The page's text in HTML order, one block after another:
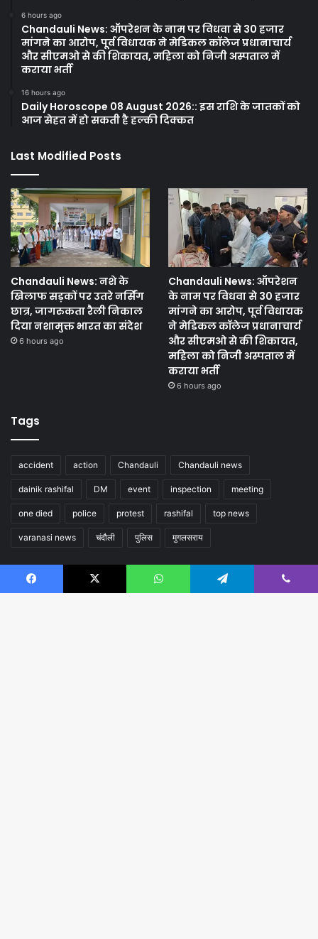
6 hours ago
Chandauli News: ऑपरेशन के नाम पर विधवा से 30 हजार
मांगने का आरोप, पूर्व विधायक ने मेडिकल कॉलेज प्रधानाचार्य
और सीएमओ से की शिकायत, महिला को निजी अस्पताल में
कराया भर्ती
16 hours ago
Daily Horoscope 08 August 2026:: इस राशि के जातकों को
आज सेहत में हो सकती है हल्की दिक्कत
Last Modified Posts
Chandauli News: नशे के
खिलाफ सड़कों पर उतरे नर्सिंग
छात्र, जागरुकता रैली निकाल
दिया नशामुक्त भारत का संदेश
6 hours ago
Chandauli News: ऑपरेशन
के नाम पर विधवा से 30 हजार
मांगने का आरोप, पूर्व विधायक
ने मेडिकल कॉलेज प्रधानाचार्य
और सीएमओ से की शिकायत,
महिला को निजी अस्पताल में
कराया भर्ती
6 hours ago
Tags
accident action Chandauli Chandauli news
dainik rashifal DM event inspection meeting
one died police protest rashifal top news
varanasi news चंदौली पुलिस मुगलसराय
Follow us
Facebook X WhatsApp Telegram Viber